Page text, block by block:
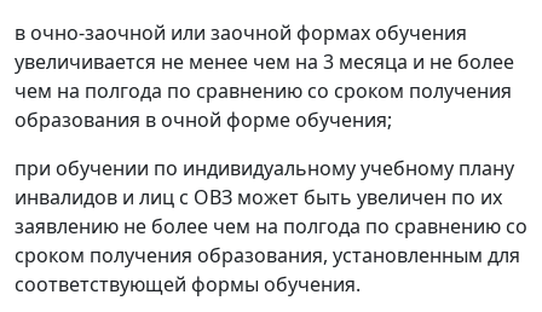
в очно-заочной или заочной формах обучения
увеличивается не менее чем на 3 месяца и не более
чем на полгода по сравнению со сроком получения
образования в очной форме обучения;
при обучении по индивидуальному учебному плану
инвалидов и лиц с ОВЗ может быть увеличен по их
заявлению не более чем на полгода по сравнению со
сроком получения образования, установленным для
соответствующей формы обучения.